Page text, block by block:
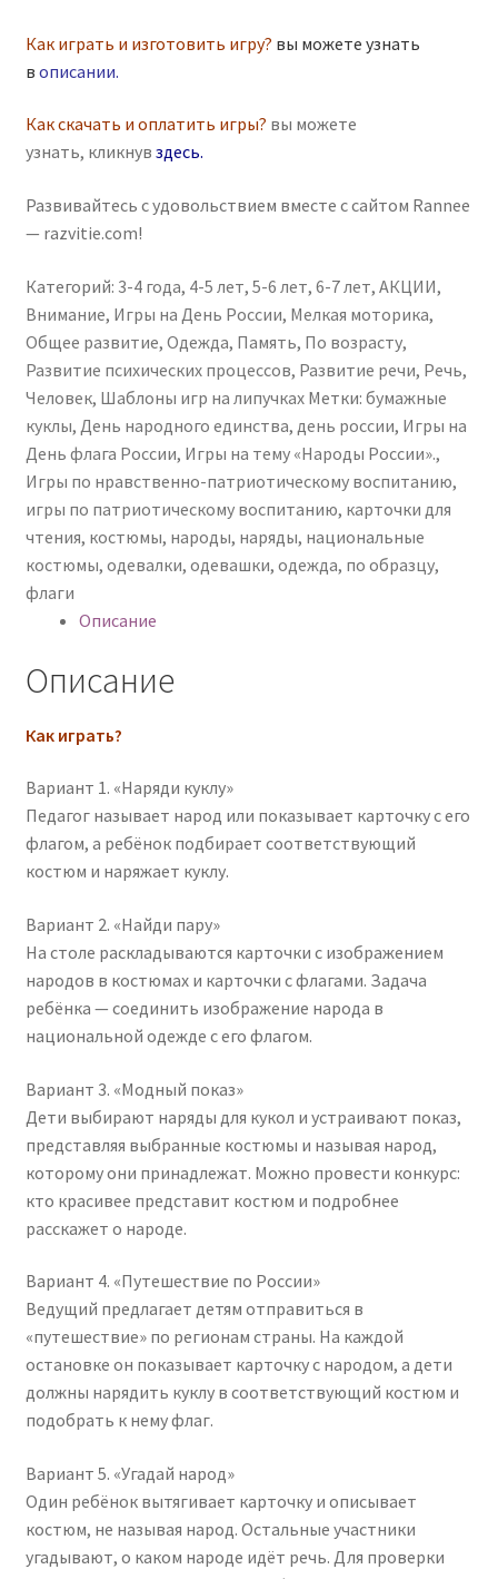
Как играть и изготовить игру? вы можете узнать
в описании.
Как скачать и оплатить игры? вы можете
узнать, кликнув здесь.
Развивайтесь с удовольствием вместе с сайтом Rannee
— razvitie.com!
Категорий: 3-4 года, 4-5 лет, 5-6 лет, 6-7 лет, АКЦИИ,
Внимание, Игры на День России, Мелкая моторика,
Общее развитие, Одежда, Память, По возрасту,
Развитие психических процессов, Развитие речи, Речь,
Человек, Шаблоны игр на липучках Метки: бумажные
куклы, День народного единства, день россии, Игры на
День флага России, Игры на тему «Народы России».,
Игры по нравственно-патриотическому воспитанию,
игры по патриотическому воспитанию, карточки для
чтения, костюмы, народы, наряды, национальные
костюмы, одевалки, одевашки, одежда, по образцу,
флаги
Описание
Описание
Как играть?
Вариант 1. «Наряди куклу»
Педагог называет народ или показывает карточку с его
флагом, а ребёнок подбирает соответствующий
костюм и наряжает куклу.
Вариант 2. «Найди пару»
На столе раскладываются карточки с изображением
народов в костюмах и карточки с флагами. Задача
ребёнка — соединить изображение народа в
национальной одежде с его флагом.
Вариант 3. «Модный показ»
Дети выбирают наряды для кукол и устраивают показ,
представляя выбранные костюмы и называя народ,
которому они принадлежат. Можно провести конкурс:
кто красивее представит костюм и подробнее
расскажет о народе.
Вариант 4. «Путешествие по России»
Ведущий предлагает детям отправиться в
«путешествие» по регионам страны. На каждой
остановке он показывает карточку с народом, а дети
должны нарядить куклу в соответствующий костюм и
подобрать к нему флаг.
Вариант 5. «Угадай народ»
Один ребёнок вытягивает карточку и описывает
костюм, не называя народ. Остальные участники
угадывают, о каком народе идёт речь. Для проверки